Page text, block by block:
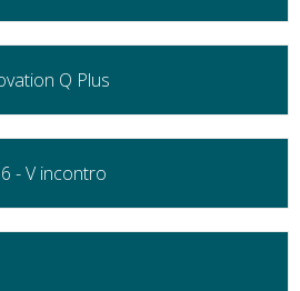
Q Plus
- V incontro